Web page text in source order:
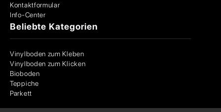
Kontaktformular
Info-Center
Beliebte Kategorien
Vinylboden zum Kleben
Vinylboden zum Klicken
Bioboden
Teppiche
Parkett